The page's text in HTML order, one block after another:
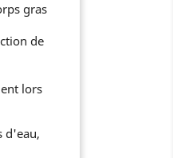
gras
de
lors
d'eau,